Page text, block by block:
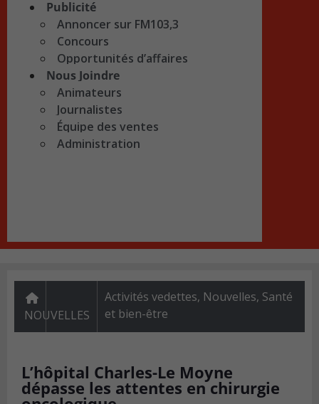
Publicité
Annoncer sur FM103,3
Concours
Opportunités d’affaires
Nous Joindre
Animateurs
Journalistes
Équipe des ventes
Administration
NOUVELLES
Activités vedettes, Nouvelles, Santé
et bien-être
L’hôpital Charles-Le Moyne
dépasse les attentes en chirurgie